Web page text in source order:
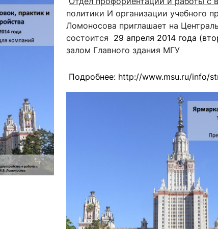
Закрепление
и трудоустройство
/ мероприятия
Информационные
Издания факультета
Учебная полка
Информационно-
факультета»
«Экономика»
Контакты
политики И организации учебного
Ломоносова приглашает на
состоится 29 апреля 2014 года
залом Главного здания МГУ
Подробнее: http://www.msu.ru/info/